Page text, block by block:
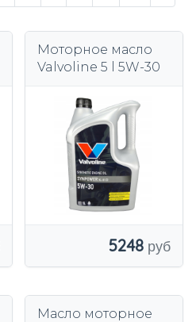
Моторное масло
Valvoline 5 l 5W-30
5248
Масло моторное